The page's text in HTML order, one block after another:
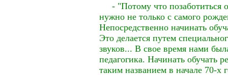
- "Потому что позаботиться
нужно не только с самого
Непосредственно начинать
Это делается путем
звуков... В свое время нами
педагогика. Начинать обучать
таким названием в начале 70-